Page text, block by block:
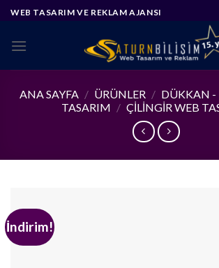
Skip
content
WEB TASARIM VE REKLAM AJANSI
ANA SAYFA / ÜRÜNLER / DÜKKAN -
TASARIM / ÇILINGIR WEB
İndirim!